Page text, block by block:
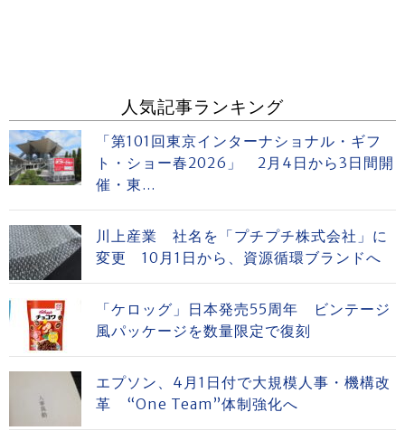
人気記事ランキング
「第101回東京インターナショナル・ギフ
ト・ショー春2026」 2月4日から3日間開
催・東...
川上産業 社名を「プチプチ株式会社」に
変更 10月1日から、資源循環ブランドへ
「ケロッグ」日本発売55周年 ビンテージ
風パッケージを数量限定で復刻
エプソン、4月1日付で大規模人事・機構改
革 “One Team”体制強化へ